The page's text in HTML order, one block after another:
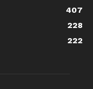
407
228
222